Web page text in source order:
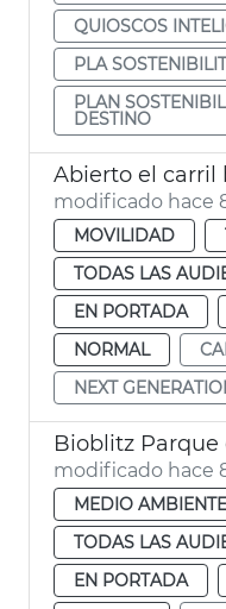
QUIOSCOS
PLA
PLAN
DESTINO
modificado hace
MOVILIDAD
TODAS LAS
EN PORTADA
NORMAL
NEXT
Bioblitz Parque
modificado hace
MEDIO AMBIENTE
TODAS LAS
EN PORTADA